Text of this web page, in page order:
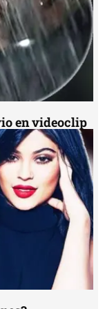
en videoclip